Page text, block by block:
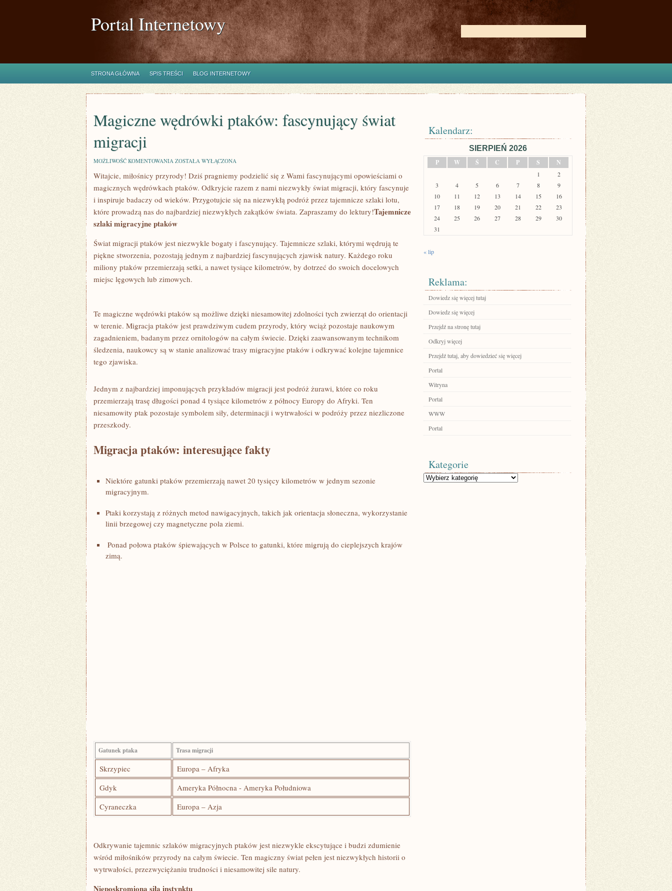
Portal Internetowy
STRONA GŁÓWNA SPIS TREŚCI BLOG INTERNETOWY
Magiczne wędrówki ptaków: fascynujący świat
migracji
MOŻLIWOŚĆ KOMENTOWANIA MAGICZNE
PTAKÓW:
FASCYNUJĄCY
ŚWIAT
MIGRACJI
ZOSTAŁA WYŁĄCZONA
Witajcie, miłośnicy przyrody! Dziś pragniemy podzielić się z Wami⁤ fascynującymi opowieściami o
magicznych wędrówkach ptaków. Odkryjcie razem z nami niezwykły⁢ świat migracji, który fascynuje
i inspiruje badaczy od wieków. ⁤Przygotujcie się ‌na niezwykłą podróż przez ⁣tajemnicze szlaki lotu,
które prowadzą nas⁢ do najbardziej‌ niezwykłych zakątków świata. Zapraszamy do lektury!Tajemnicze
szlaki migracyjne ptaków
Świat migracji‍ ptaków‌ jest ‍niezwykle bogaty i fascynujący. Tajemnicze szlaki, którymi wędrują te
piękne stworzenia, ​pozostają⁤ jednym ⁣z najbardziej fascynujących zjawisk natury.‍ Każdego roku
miliony ptaków przemierzają setki, a ⁤nawet tysiące kilometrów, by dotrzeć do swoich docelowych
miejsc lęgowych‌ lub zimowych.
Te magiczne wędrówki ptaków są możliwe dzięki niesamowitej‍ zdolności tych ⁣zwierząt do orientacji
w terenie. Migracja ptaków jest prawdziwym cudem⁣ przyrody, który ⁢wciąż pozostaje naukowym
zagadnieniem, badanym przez ornitologów na całym świecie. Dzięki zaawansowanym technikom
śledzenia, naukowcy są w​ stanie analizować trasy​ migracyjne ptaków i odkrywać kolejne tajemnice
tego zjawiska.
Jednym z najbardziej imponujących przykładów migracji jest ⁢podróż żurawi, które ⁢co roku
przemierzają trasę długości‌ ponad 4 ⁣tysiące kilometrów z północy‌ Europy do Afryki. Ten
niesamowity ptak pozostaje symbolem siły, determinacji i wytrwałości w podróży przez⁤ niezliczone
przeszkody.
Migracja⁢ ptaków: interesujące fakty
Niektóre gatunki ptaków‍ przemierzają nawet 20⁤ tysięcy kilometrów w jednym sezonie
migracyjnym.
Ptaki korzystają ​z różnych metod‌ nawigacyjnych, takich jak orientacja słoneczna, wykorzystanie
linii brzegowej czy magnetyczne​ pola ziemi.
​ Ponad połowa ptaków śpiewających w Polsce to gatunki, które migrują do cieplejszych krajów
zimą.
Gatunek ptaka Trasa migracji
Skrzypiec
Europa – Afryka
Gdyk
Ameryka Północna -⁣ Ameryka Południowa
Cyraneczka
Europa – Azja
Odkrywanie tajemnic szlaków ‌migracyjnych ptaków jest niezwykle ekscytujące i​ budzi zdumienie
wśród miłośników przyrody na całym świecie. Ten‌ magiczny świat pełen jest ⁣niezwykłych historii o⁤
wytrwałości, przezwyciężaniu​ trudności⁤ i niesamowitej sile natury.
Nieposkromiona siła instynktu
Kalendarz:
SIERPIEŃ 2026
P
W Ś C P S N
1
2
3
4 5 6 7 8
9
10
11 12 13 14 15
16
17
18 19 20 21 22
23
24
25 26 27 28 29
30
31
« lip
Reklama:
Dowiedz się więcej tutaj
Dowiedz się więcej
Przejdź na stronę tutaj
Odkryj więcej
Przejdź tutaj, aby dowiedzieć się więcej
Portal
Witryna
Portal
WWW
Portal
Kategorie
Kategorie